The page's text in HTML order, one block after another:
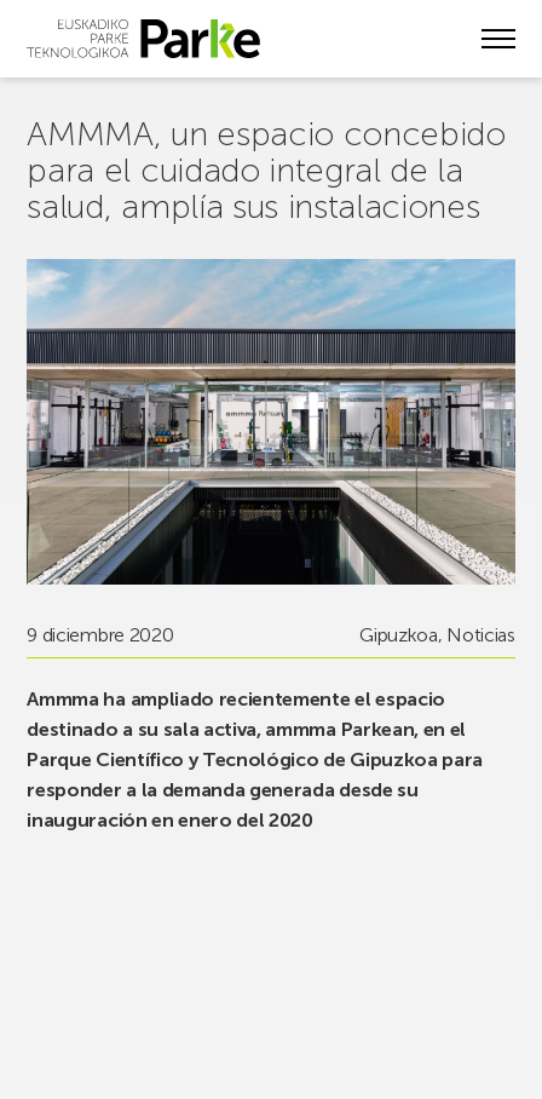
AMMMA, un espacio concebido
para el cuidado integral de la
salud, amplía sus instalaciones
9 diciembre 2020 Gipuzkoa, Noticias
Ammma ha ampliado recientemente el espacio
destinado a su sala activa, ammma Parkean, en el
Parque Científico y Tecnológico de Gipuzkoa para
responder a la demanda generada desde su
inauguración en enero del 2020